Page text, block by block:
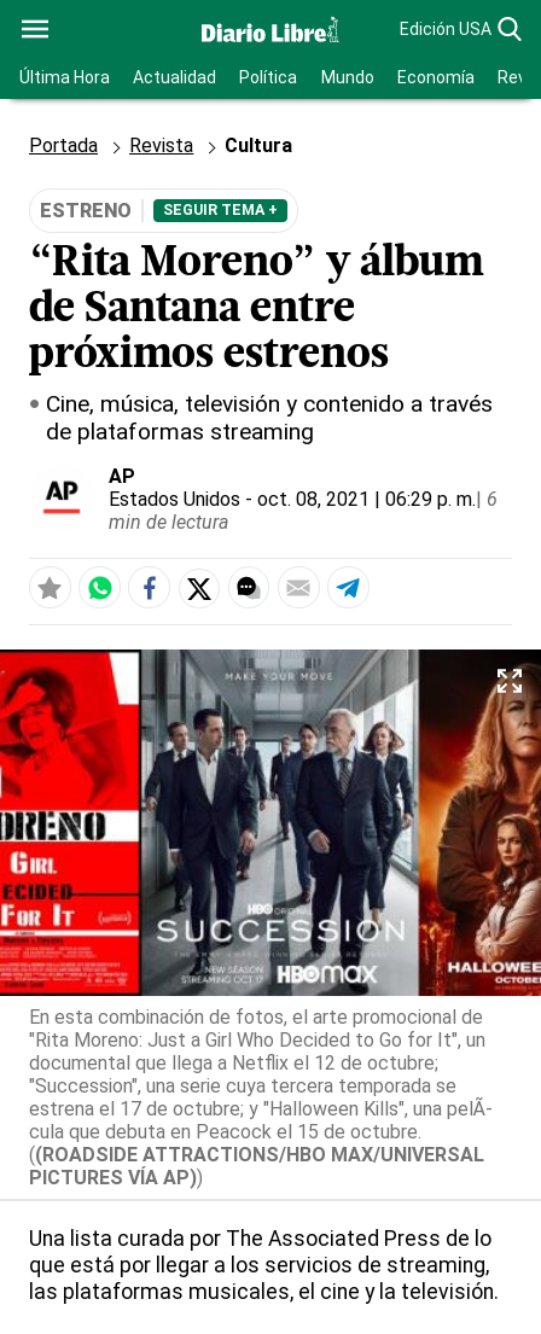
Edición USA
Última Hora Actualidad Política Mundo Economía
Portada Revista Cultura
ESTRENO SEGUIR TEMA +
“Rita Moreno” y álbum
de Santana entre
próximos estrenos
Cine, música, televisión y contenido a través
de plataformas streaming
AP
Estados Unidos - oct. 08, 2021 | 06:29 p. m.| 6
min de lectura
En esta combinación de fotos, el arte promocional de
"Rita Moreno: Just a Girl Who Decided to Go for It", un
documental que llega a Netflix el 12 de octubre;
"Succession", una serie cuya tercera temporada se
estrena el 17 de octubre; y "Halloween Kills", una pelÃ­
cula que debuta en Peacock el 15 de octubre.
((ROADSIDE ATTRACTIONS/HBO MAX/UNIVERSAL
PICTURES VÍA AP))
Una lista curada por The Associated Press de lo
que está por llegar a los servicios de streaming,
las plataformas musicales, el cine y la televisión.